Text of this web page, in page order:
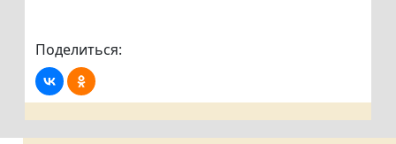
Поделиться: